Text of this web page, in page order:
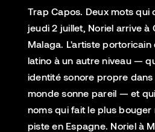
Trap Capos. Deux mots qui
jeudi 2 juillet, Noriel arrive à
Malaga. L'artiste
latino à un autre niveau —
identité sonore propre
monde sonne pareil — et
noms qui fait le plus
piste en Espagne. Noriel à